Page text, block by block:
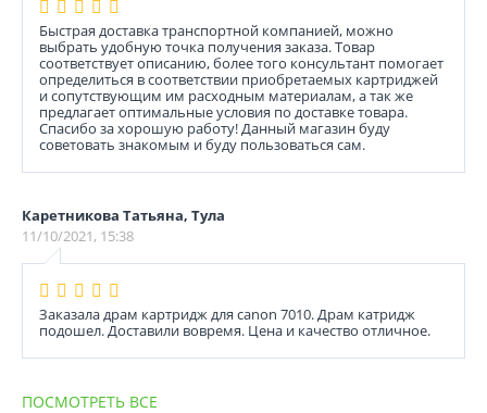
Быстрая доставка транспортной компанией, можно
выбрать удобную точка получения заказа. Товар
соответствует описанию, более того консультант помогает
определиться в соответствии приобретаемых картриджей
и сопутствующим им расходным материалам, а так же
предлагает оптимальные условия по доставке товара.
Спасибо за хорошую работу! Данный магазин буду
советовать знакомым и буду пользоваться сам.
Каретникова Татьяна, Тула
11/10/2021, 15:38
Заказала драм картридж для canon 7010. Драм катридж
подошел. Доставили вовремя. Цена и качество отличное.
ПОСМОТРЕТЬ ВСЕ